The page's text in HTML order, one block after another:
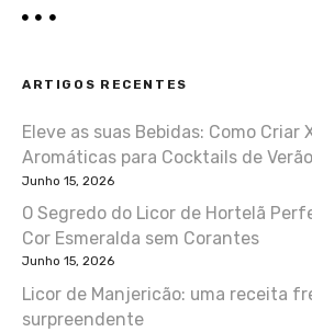
ARTIGOS RECENTES
Eleve as suas Bebidas: Como Criar
Aromáticas para Cocktails de Verão
Junho 15, 2026
O Segredo do Licor de Hortelã
Cor Esmeralda sem Corantes
Junho 15, 2026
Licor de Manjericão: uma receita
surpreendente